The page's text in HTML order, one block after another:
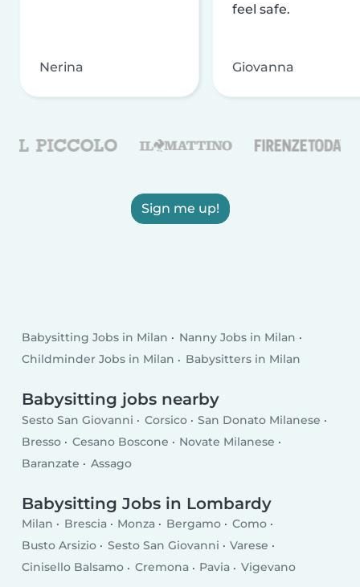
Nerina
feel safe.
Giovanna
Sign me up!
Babysitting Jobs in Milan
Nanny Jobs in Milan
Childminder Jobs in Milan
Babysitters in Milan
Babysitting jobs nearby
Sesto San Giovanni Corsico
San Donato Milanese
Bresso
Cesano Boscone
Novate Milanese
Baranzate
Assago
Babysitting Jobs in Lombardy
Milan Brescia Monza Bergamo
Como
Busto Arsizio
Sesto San Giovanni
Varese
Cinisello Balsamo
Cremona Pavia Vigevano